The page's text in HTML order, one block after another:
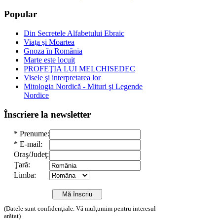
Popular
Din Secretele Alfabetului Ebraic
Viaţa şi Moartea
Gnoza în România
Marte este locuit
PROFEŢIA LUI MELCHISEDEC
Visele şi interpretarea lor
Mitologia Nordică - Mituri şi Legende
Nordice
Înscriere la newsletter
* Prenume:
* E-mail:
Oraş/Judeţ:
Ţară:
Limba:
(Datele sunt confidenţiale. Vă mulţumim pentru interesul
arătat)